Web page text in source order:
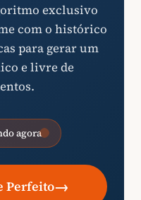
exclusivo
com o histórico
para gerar um
e livre de
agora
Perfeito→